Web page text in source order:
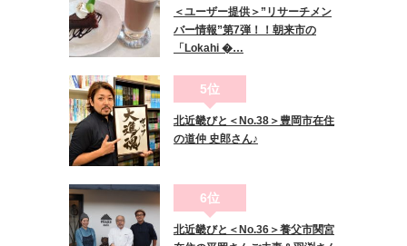
＜ユーザー提供＞”リサーチメン
バー情報”第7弾！！朝来市の
「Lokahi �…
5位
北近畿びと＜No.38＞豊岡市在住
の道仲 史郎さん♪
6位
北近畿びと＜No.36＞養父市関宮